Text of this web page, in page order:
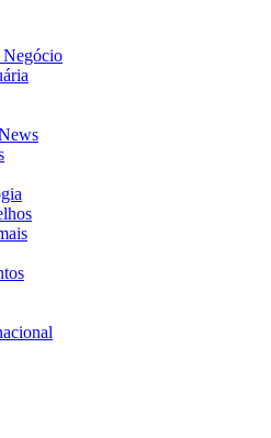
Negócio